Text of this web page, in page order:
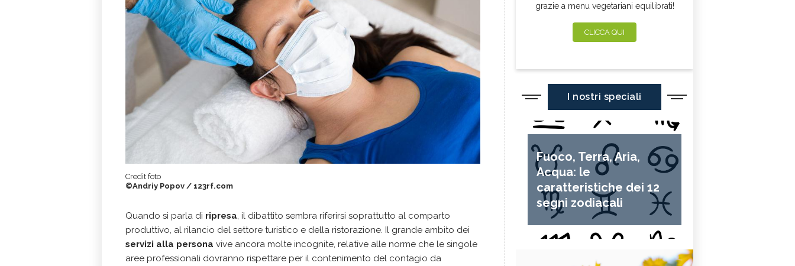
Credit foto
©Andriy Popov / 123rf.com
Quando si parla di ripresa, il dibattito sembra riferirsi soprattutto al comparto
produttivo, al rilancio del settore turistico e della ristorazione. Il grande ambito dei
servizi alla persona vive ancora molte incognite, relative alle norme che le singole
aree professionali dovranno rispettare per il contenimento del contagio da
grazie a menu vegetariani equilibrati!
CLICCA QUI
I nostri speciali
Fuoco, Terra, Aria,
Acqua: le
caratteristiche dei 12
segni zodiacali